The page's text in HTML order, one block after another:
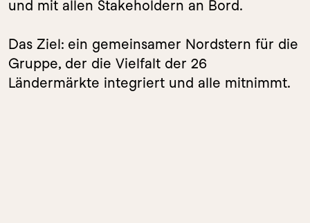
und mit allen Stakeholdern an Bord.
Das Ziel: ein gemeinsamer Nordstern für die
Gruppe, der die Vielfalt der 26
Ländermärkte integriert und alle mitnimmt.